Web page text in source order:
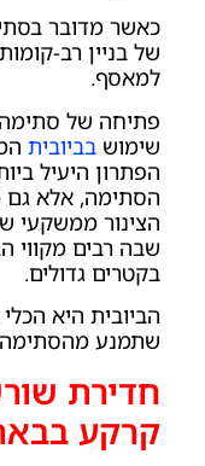
כאשר מדובר
של בניין רב-
למאסף.
פתיחה של
שימוש בביובית
הפתרון היעיל
הסתימה, אלא גם
הצינור ממשקעי
שבה רבים מקווי
בקטרים גדולים.
הביובית היא
שתמנע מהסתימה
חדירת
קרקע